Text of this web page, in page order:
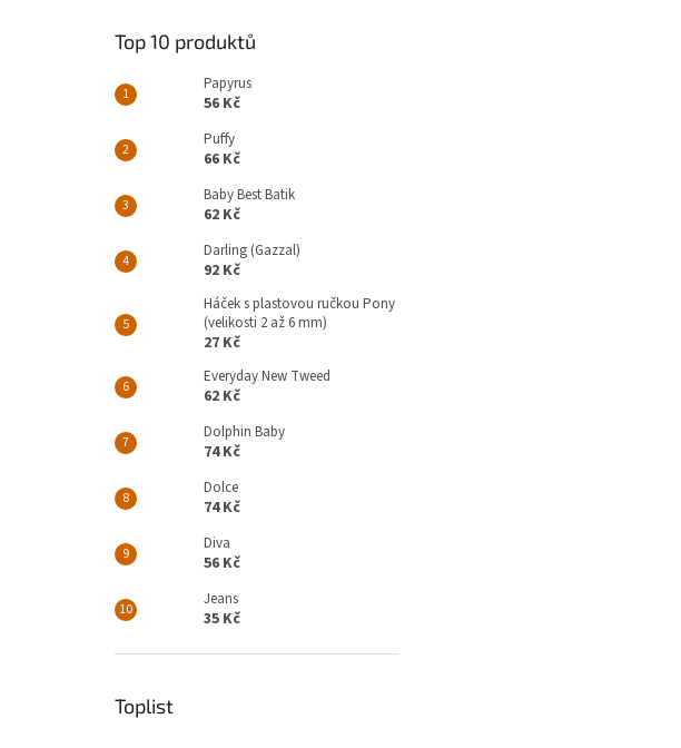
Top 10 produktů
Papyrus
56 Kč
Puffy
66 Kč
Baby Best Batik
62 Kč
Darling (Gazzal)
92 Kč
Háček s plastovou ručkou Pony
(velikosti 2 až 6 mm)
27 Kč
Everyday New Tweed
62 Kč
Dolphin Baby
74 Kč
Dolce
74 Kč
Diva
56 Kč
Jeans
35 Kč
Toplist